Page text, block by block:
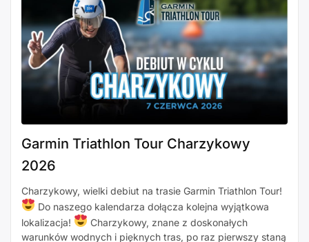
Garmin Triathlon Tour Charzykowy
2026
Charzykowy, wielki debiut na trasie Garmin Triathlon Tour!
Do naszego kalendarza dołącza kolejna wyjątkowa
lokalizacja!
Charzykowy, znane z doskonałych
warunków wodnych i pięknych tras, po raz pierwszy staną